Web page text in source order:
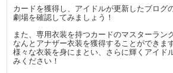
カードを獲得し、アイドルが更新したブログ
劇場を確認してみましょう！
また、専用衣装を持つカードのマスターラン
なんとアナザー衣装を獲得することができま
様々な衣装を身にまとい、さらに輝くアイド
みください！